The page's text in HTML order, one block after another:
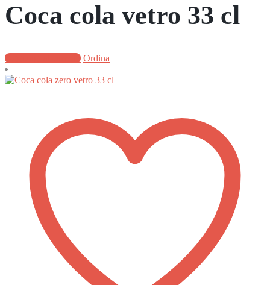
Coca cola vetro 33 cl
Aggiungi al carrello Ordina